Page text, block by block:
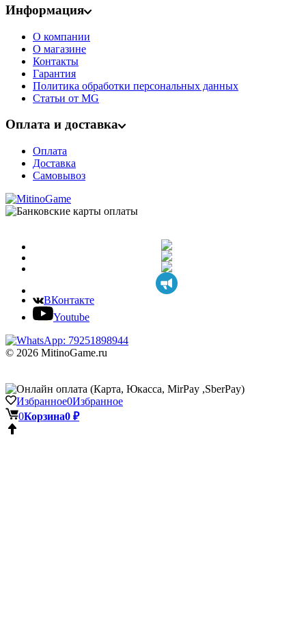
Информация
О компании
О магазине
Контакты
Гарантия
Политика обработки персональных данных
Статьи от MG
Оплата и доставка
Оплата
Доставка
Самовывоз
ВКонтакте
Youtube
© 2026 MitinoGame.ru
Избранное0Избранное
0Корзина0 ₽